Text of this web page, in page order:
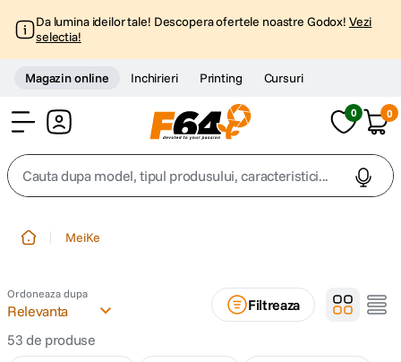
Da lumina ideilor tale! Descopera ofertele noastre Godox! Vezi
selectia!
Magazin online Inchirieri Printing Cursuri
0 0
Cauta dupa model, tipul produsului, caracteristici...
2. trepied
3. trepied telefon
MeiKe
Ordoneaza dupa
Relevanta
Filtreaza
53de produse